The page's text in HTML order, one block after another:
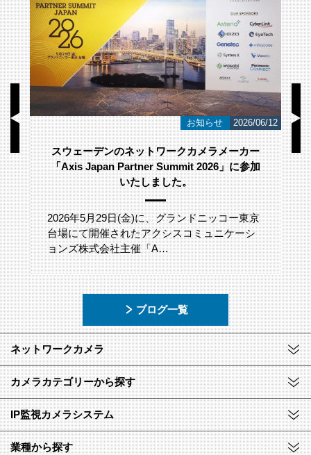
23 お知らせ 2026/06/12
スウェーデンのネットワークカメラメーカー
「Axis Japan Partner Summit 2026」に参加
いたしました。
2026年5月29日(金)に、グランドニッコー東京
台場にて開催されたアクシスコミュニケーシ
ョンズ株式会社主催「A…
ブログ一覧
ネットワークカメラ
カメラカテゴリーから探す
IP監視カメラシステム
業種から探す